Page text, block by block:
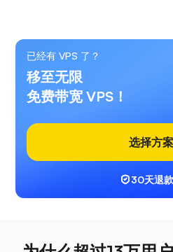
已经有 VPS 了？
移至无限
免费带宽 VPS！
选择方案
30天退